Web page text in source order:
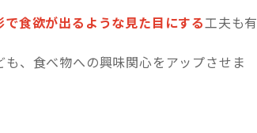
食欲が出るような見た目にする工夫も有
、食べ物への興味関心をアップさせま